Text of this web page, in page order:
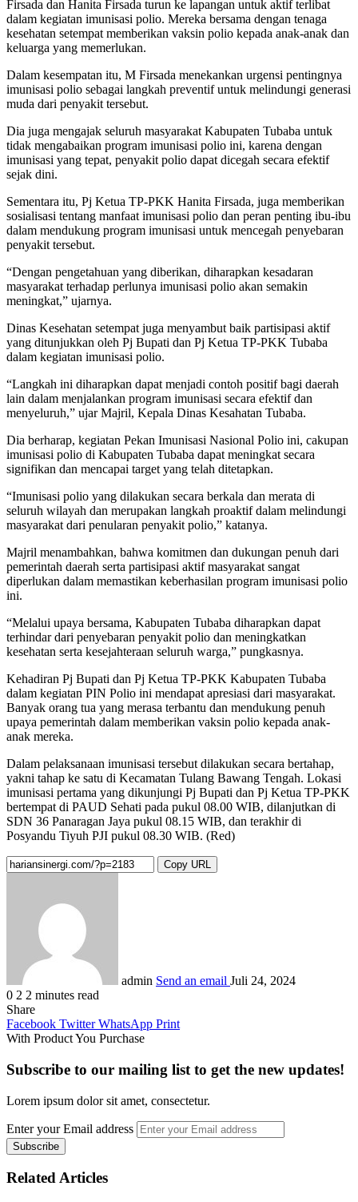
Firsada dan Hanita Firsada turun ke lapangan untuk aktif terlibat
dalam kegiatan imunisasi polio. Mereka bersama dengan tenaga
kesehatan setempat memberikan vaksin polio kepada anak-anak dan
keluarga yang memerlukan.
Dalam kesempatan itu, M Firsada menekankan urgensi pentingnya
imunisasi polio sebagai langkah preventif untuk melindungi generasi
muda dari penyakit tersebut.
Dia juga mengajak seluruh masyarakat Kabupaten Tubaba untuk
tidak mengabaikan program imunisasi polio ini, karena dengan
imunisasi yang tepat, penyakit polio dapat dicegah secara efektif
sejak dini.
Sementara itu, Pj Ketua TP-PKK Hanita Firsada, juga memberikan
sosialisasi tentang manfaat imunisasi polio dan peran penting ibu-ibu
dalam mendukung program imunisasi untuk mencegah penyebaran
penyakit tersebut.
“Dengan pengetahuan yang diberikan, diharapkan kesadaran
masyarakat terhadap perlunya imunisasi polio akan semakin
meningkat,” ujarnya.
Dinas Kesehatan setempat juga menyambut baik partisipasi aktif
yang ditunjukkan oleh Pj Bupati dan Pj Ketua TP-PKK Tubaba
dalam kegiatan imunisasi polio.
“Langkah ini diharapkan dapat menjadi contoh positif bagi daerah
lain dalam menjalankan program imunisasi secara efektif dan
menyeluruh,” ujar Majril, Kepala Dinas Kesahatan Tubaba.
Dia berharap, kegiatan Pekan Imunisasi Nasional Polio ini, cakupan
imunisasi polio di Kabupaten Tubaba dapat meningkat secara
signifikan dan mencapai target yang telah ditetapkan.
“Imunisasi polio yang dilakukan secara berkala dan merata di
seluruh wilayah dan merupakan langkah proaktif dalam melindungi
masyarakat dari penularan penyakit polio,” katanya.
Majril menambahkan, bahwa komitmen dan dukungan penuh dari
pemerintah daerah serta partisipasi aktif masyarakat sangat
diperlukan dalam memastikan keberhasilan program imunisasi polio
ini.
“Melalui upaya bersama, Kabupaten Tubaba diharapkan dapat
terhindar dari penyebaran penyakit polio dan meningkatkan
kesehatan serta kesejahteraan seluruh warga,” pungkasnya.
Kehadiran Pj Bupati dan Pj Ketua TP-PKK Kabupaten Tubaba
dalam kegiatan PIN Polio ini mendapat apresiasi dari masyarakat.
Banyak orang tua yang merasa terbantu dan mendukung penuh
upaya pemerintah dalam memberikan vaksin polio kepada anak-
anak mereka.
Dalam pelaksanaan imunisasi tersebut dilakukan secara bertahap,
yakni tahap ke satu di Kecamatan Tulang Bawang Tengah. Lokasi
imunisasi pertama yang dikunjungi Pj Bupati dan Pj Ketua TP-PKK
bertempat di PAUD Sehati pada pukul 08.00 WIB, dilanjutkan di
SDN 36 Panaragan Jaya pukul 08.15 WIB, dan terakhir di
Posyandu Tiyuh PJI pukul 08.30 WIB. (Red)
Copy URL
admin Send an email Juli 24, 2024
0 2 2 minutes read
Share
Facebook Twitter WhatsApp Print
With Product You Purchase
Subscribe to our mailing list to get the new updates!
Lorem ipsum dolor sit amet, consectetur.
Enter your Email address
Related Articles